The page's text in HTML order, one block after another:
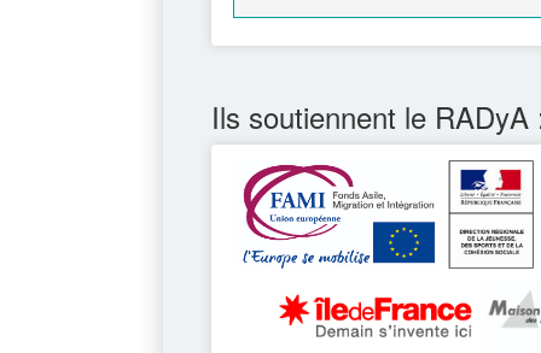
Ils soutiennent le RADyA